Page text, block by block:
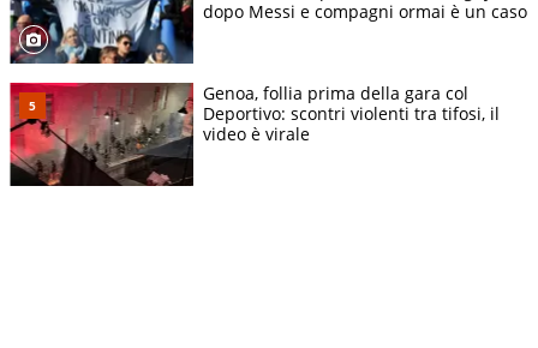
dopo Messi e compagni ormai è un caso
Genoa, follia prima della gara col
Deportivo: scontri violenti tra tifosi, il
video è virale